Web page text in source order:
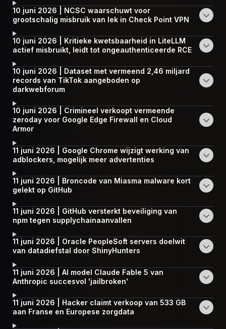
10 juni 2026 | NCSC waarschuwt voor
grootschalig misbruik van lek in Check Point VPN
10 juni 2026 | Kritieke kwetsbaarheid in LiteLLM
actief misbruikt, leidt tot ongeauthenticeerde RCE
10 juni 2026 | Dataset met vermeend 2,46 miljard
records van TikTok aangeboden op
darkwebforum
10 juni 2026 | Crimineel verkoopt vermeende
zeroday voor Google Edge Firewall en Cloud
Armor
11 juni 2026 | Google Chrome wijzigt werking van
adblockers, mogelijk meer advertenties
11 juni 2026 | Broncode van Miasma malware kort
gelekt op GitHub
11 juni 2026 | GitHub versterkt beveiliging van
npm tegen supplychainaanvallen
11 juni 2026 | Oracle PeopleSoft servers doelwit
van datadiefstal door ShinyHunters
11 juni 2026 | AI model Claude Fable 5 van
Anthropic succesvol 'jailbroken'
11 juni 2026 | Hacker claimt verkoop van 533 GB
aan Franse en Europese zorgdata